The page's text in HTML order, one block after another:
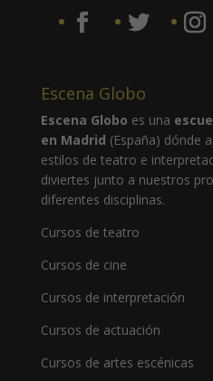
Escena Globo
Escena Globo es una
en Madrid (España) dónde
estilos de teatro e
diviertes junto a nuestros
diferentes disciplinas.
Cursos de teatro
Cursos de cine
Cursos de interpretación
Cursos de actuación
Cursos de artes escénicas